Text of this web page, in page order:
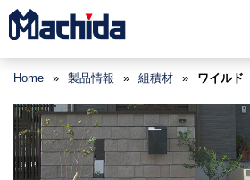
Home » 製品情報 » 組積材 » ワイルド